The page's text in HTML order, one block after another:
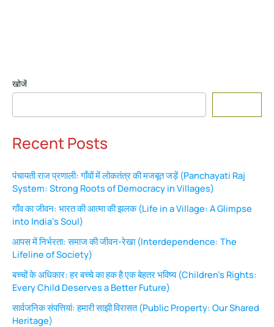
खोजें
Recent Posts
पंचायती राज प्रणाली: गाँवों में लोकतंत्र की मजबूत जड़ें (Panchayati Raj
System: Strong Roots of Democracy in Villages)
गाँव का जीवन: भारत की आत्मा की झलक (Life in a Village: A Glimpse
into India’s Soul)
आपस में निर्भरता: समाज की जीवन-रेखा (Interdependence: The
Lifeline of Society)
बच्चों के अधिकार: हर बच्चे का हक है एक बेहतर भविष्य (Children’s Rights:
Every Child Deserves a Better Future)
सार्वजनिक संपत्तियां: हमारी साझी विरासत (Public Property: Our Shared
Heritage)